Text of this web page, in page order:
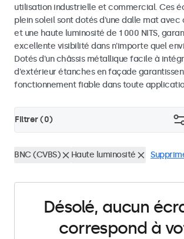
utilisation industrielle et commercial. Ces
plein soleil sont dotés d'une dalle mat avec
et une haute luminosité de 1 000 NITS,
excellente visibilité dans n'importe quel
Dotés d'un châssis métallique facile à
d'extérieur étanches en façade
fonctionnement fiable dans toute
Filtrer (0)
BNC (CVBS) Haute luminosité
Désolé, aucun
correspond à